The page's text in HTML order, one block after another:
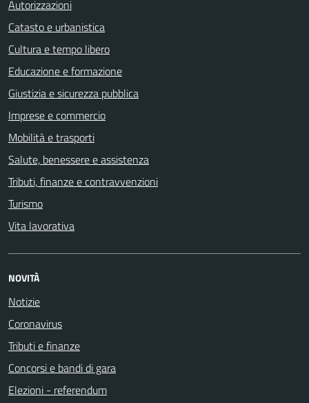
Autorizzazioni
Catasto e urbanistica
Cultura e tempo libero
Educazione e formazione
Giustizia e sicurezza pubblica
Imprese e commercio
Mobilità e trasporti
Salute, benessere e assistenza
Tributi, finanze e contravvenzioni
Turismo
Vita lavorativa
NOVITÀ
Notizie
Coronavirus
Tributi e finanze
Concorsi e bandi di gara
Elezioni - referendum